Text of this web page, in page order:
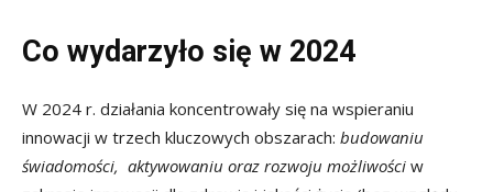
Co wydarzyło się w 2024
W 2024 r. działania koncentrowały się na wspieraniu
innowacji w trzech kluczowych obszarach: budowaniu
świadomości, aktywowaniu oraz rozwoju możliwości w